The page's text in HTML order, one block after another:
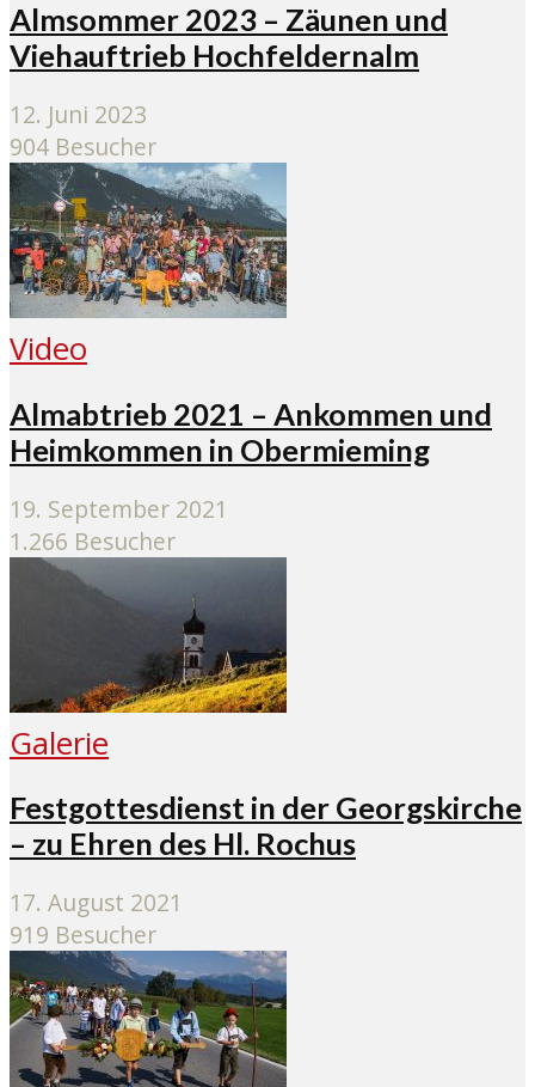
Almsommer 2023 – Zäunen und
Viehauftrieb Hochfeldernalm
12. Juni 2023
904 Besucher
Video
Almabtrieb 2021 – Ankommen und
Heimkommen in Obermieming
19. September 2021
1.266 Besucher
Galerie
Festgottesdienst in der Georgskirche
– zu Ehren des Hl. Rochus
17. August 2021
919 Besucher